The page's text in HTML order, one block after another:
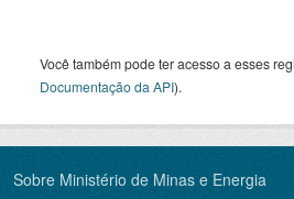
Você também pode ter acesso a esses
Documentação da API).
Sobre Ministério de Minas e Energia